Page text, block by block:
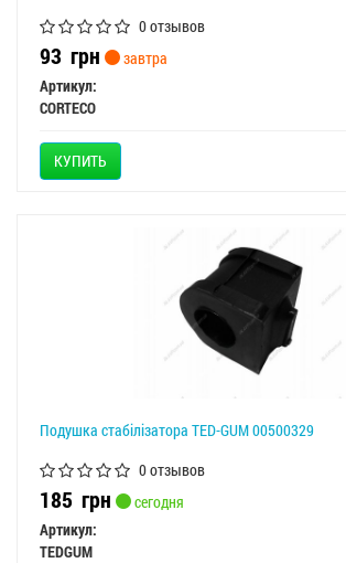
0 отзывов
93 грн
завтра
Артикул:
CORTECO
КУПИТЬ
Подушка стабілізатора TED-GUM 00500329
0 отзывов
185 грн
сегодня
Артикул:
TEDGUM